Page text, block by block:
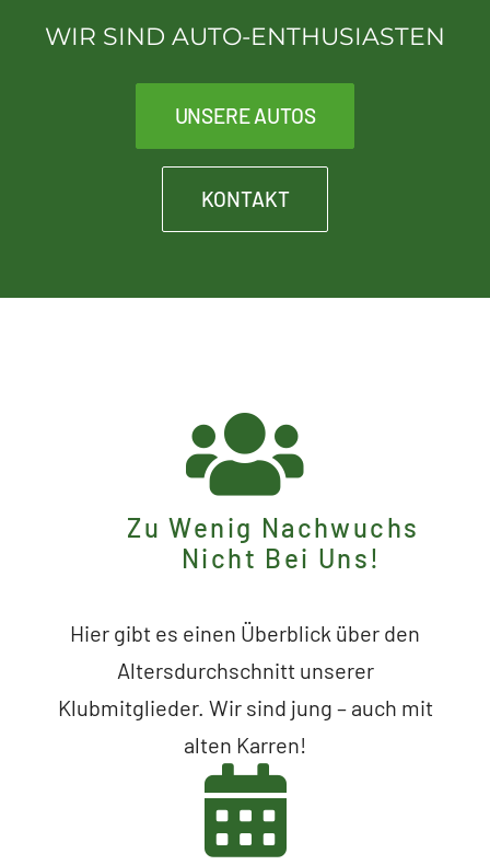
Kult-Blech-Shop für Vereinsmitglieder
WIR SIND AUTO-ENTHUSIASTEN
UNSERE AUTOS
KONTAKT
Zu Wenig Nachwuchs
Nicht Bei Uns!
Hier gibt es einen Überblick über den
Altersdurchschnitt unserer
Klubmitglieder. Wir sind jung – auch mit
alten Karren!